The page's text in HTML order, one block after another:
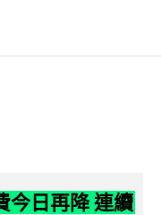
今日再降 連續